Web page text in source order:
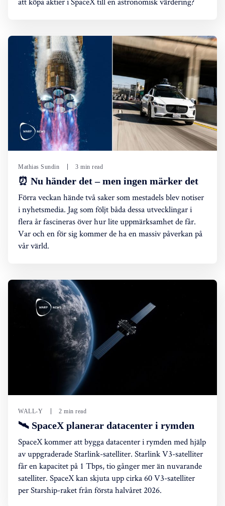
Mathias Sundin 3 min read
⏰ Nu händer det – men ingen märker det
Förra veckan hände två saker som mestadels blev notiser
i nyhetsmedia. Jag som följt båda dessa utvecklingar i
flera år fascineras över hur lite uppmärksamhet de får.
Var och en för sig kommer de ha en massiv påverkan på
vår värld.
WALL-Y 2 min read
🛰️ SpaceX planerar datacenter i rymden
SpaceX kommer att bygga datacenter i rymden med hjälp
av uppgraderade Starlink-satelliter. Starlink V3-satelliter
får en kapacitet på 1 Tbps, tio gånger mer än nuvarande
satelliter. SpaceX kan skjuta upp cirka 60 V3-satelliter
per Starship-raket från första halvåret 2026.